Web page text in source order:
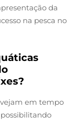
da
na pesca no
em tempo
possibilitando